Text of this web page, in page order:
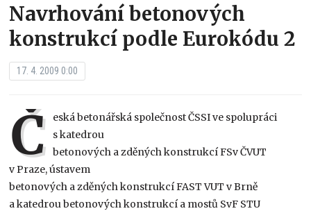
Navrhování betonových
konstrukcí podle Eurokódu 2
17. 4. 2009 0:00
Č
eská betonářská společnost ČSSI ve spolupráci
s katedrou
betonových a zděných konstrukcí FSv ČVUT
v Praze, ústavem
betonových a zděných konstrukcí FAST VUT v Brně
a katedrou betonových konstrukcí a mostů SvF STU